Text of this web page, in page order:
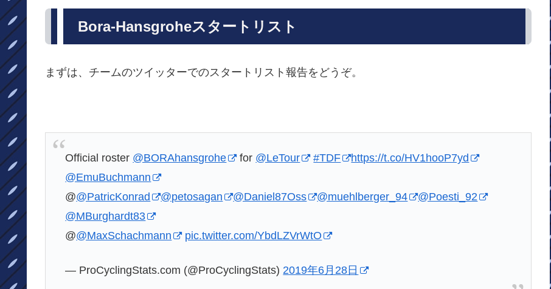
Bora-​​Hansgroheスタートリスト
まずは、チームのツイッターでのスタートリスト報告をどうぞ。
Official roster @BORAhansgrohe for @LeTour #TDF
https://t.co/HV1hooP7yd
@EmuBuchmann
@@PatricKonrad @petosagan @Daniel87Oss @muehlberger_94
@Poesti_92
@MBurghardt83
@@MaxSchachmann pic.twitter.com/YbdLZVrWtO
— ProCyclingStats.com (@ProCyclingStats) 2019年6月28日